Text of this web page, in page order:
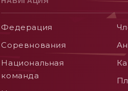
Федерация
Соревнования
Национальная
команда